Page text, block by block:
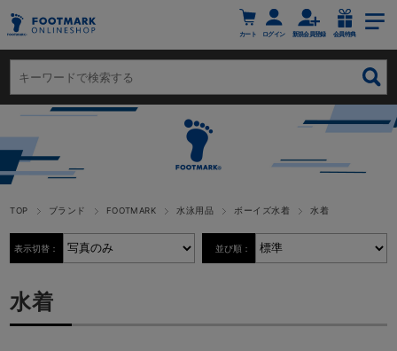
カート ログイン 新規会員登録 会員特典
TOP ブランド FOOTMARK 水泳用品 ボーイズ水着 水着
表示切替： 並び順：
水着